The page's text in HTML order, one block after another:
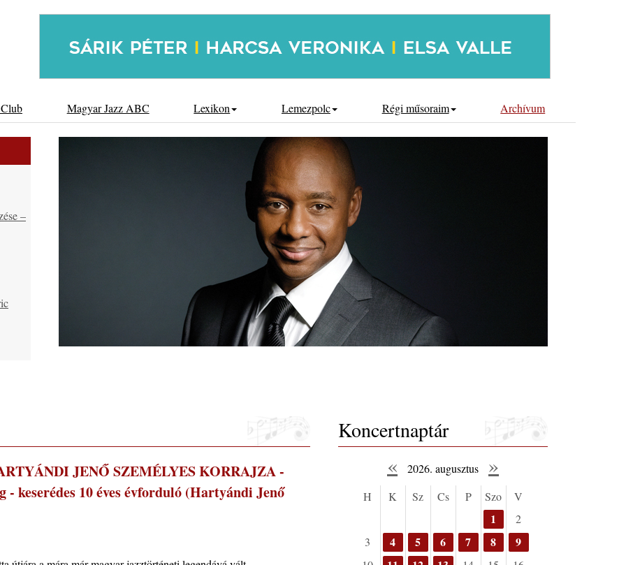
Magyar Jazz ABC Lexikon Lemezpolc Régi műsoraim Archívum
–
JENŐ SZEMÉLYES KORRAJZA -
keserédes 10 éves évforduló (Hartyándi Jenő
Koncertnaptár
« 2026. augusztus »
H K Sz Cs P Szo V
1
2
3
4 5 6 7 8 9